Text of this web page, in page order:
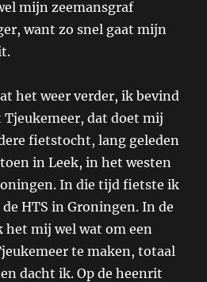
mijn zeemansgraf
want zo snel gaat mijn
het weer verder, ik bevind
dat doet mij
fietstocht, lang geleden
in Leek, in het westen
In die tijd fietste ik
HTS in Groningen. In de
het mij wel wat om een
te maken, totaal
dacht ik. Op de heenrit